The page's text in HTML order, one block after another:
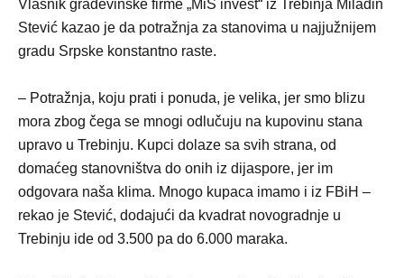
Vlasnik građevinske firme „MiS invest“ iz Trebinja Miladin
Stević kazao je da potražnja za stanovima u najjužnijem
gradu Srpske konstantno raste.
– Potražnja, koju prati i ponuda, je velika, jer smo blizu
mora zbog čega se mnogi odlučuju na kupovinu stana
upravo u Trebinju. Kupci dolaze sa svih strana, od
domaćeg stanovništva do onih iz dijaspore, jer im
odgovara naša klima. Mnogo kupaca imamo i iz FBiH –
rekao je Stević, dodajući da kvadrat novogradnje u
Trebinju ide od 3.500 pa do 6.000 maraka.